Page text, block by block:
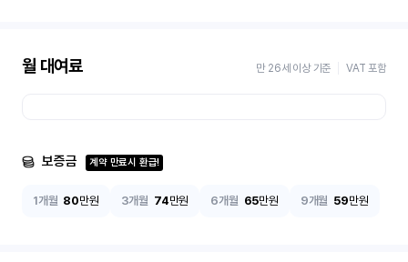
월 대여료 만 26세 이상 기준 VAT 포함
보증금 계약 만료시 환급!
1개월 80만원 3개월 74만원 6개월 65만원 9개월 59만원